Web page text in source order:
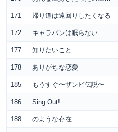
171 帰り道は遠回りしたくなる
172 キャラバンは眠らない
177 知りたいこと
178 ありがちな恋愛
185 もうすぐ〜ザンビ伝説〜
186 Sing Out!
188 のような存在